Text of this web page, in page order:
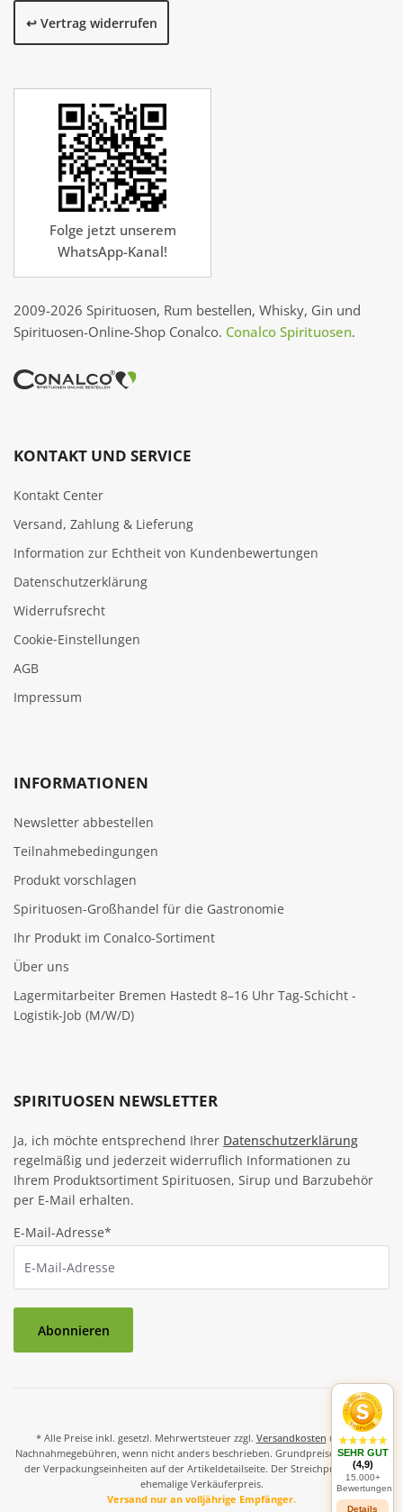
↩️ Vertrag widerrufen
Folge jetzt unserem
WhatsApp-Kanal!
2009-2026 Spirituosen, Rum bestellen, Whisky, Gin und
Spirituosen-Online-Shop Conalco. Conalco Spirituosen.
KONTAKT UND SERVICE
Kontakt Center
Versand, Zahlung & Lieferung
Information zur Echtheit von Kundenbewertungen
Datenschutzerklärung
Widerrufsrecht
Cookie‑Einstellungen
AGB
Impressum
INFORMATIONEN
Newsletter abbestellen
Teilnahmebedingungen
Produkt vorschlagen
Spirituosen-Großhandel für die Gastronomie
Ihr Produkt im Conalco-Sortiment
Über uns
Lagermitarbeiter Bremen Hastedt 8–16 Uhr Tag-Schicht -
Logistik-Job (M/W/D)
SPIRITUOSEN NEWSLETTER
Ja, ich möchte entsprechend Ihrer Datenschutzerklärung
regelmäßig und jederzeit widerruflich Informationen zu
Ihrem Produktsortiment Spirituosen, Sirup und Barzubehör
per E-Mail erhalten.
E-Mail-Adresse*
Abonnieren
* Alle Preise inkl. gesetzl. Mehrwertsteuer zzgl. Versandkosten und ggf.
Nachnahmegebühren, wenn nicht anders beschrieben. Grundpreise und Preise
der Verpackungseinheiten auf der Artikeldetailseite. Der Streichpreis ist der
ehemalige Verkäuferpreis.
Versand nur an volljährige Empfänger.
SEHR GUT
(4,9)
15.000+
Bewertungen
Details